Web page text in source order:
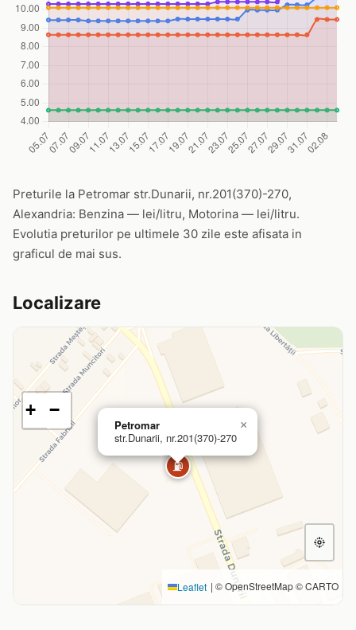
Preturile la Petromar str.Dunarii, nr.201(370)-270,
Alexandria: Benzina — lei/litru, Motorina — lei/litru.
Evolutia preturilor pe ultimele 30 zile este afisata in
graficul de mai sus.
Localizare
⛽
Petromar
str.Dunarii, nr.201(370)-270
×
+ −
Leaflet | © OpenStreetMap © CARTO